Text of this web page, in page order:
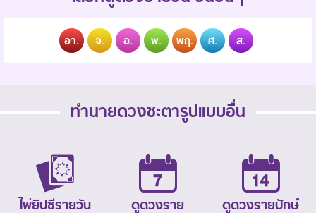
อา. จ. อ. พ. พฤ. ศ. ส.
ทำนายดวงชะตารูปแบบอื่น
ไพ่ยิปซีรายวัน
ดูดวงราย
ดูดวงรายปักษ์